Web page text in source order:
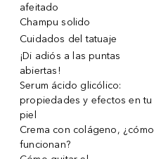
afeitado
Champu solido
Cuidados del tatuaje
¡Di adiós a las puntas
abiertas!
Serum ácido glicólico:
propiedades y efectos en tu
piel
Crema con colágeno, ¿cómo
funcionan?